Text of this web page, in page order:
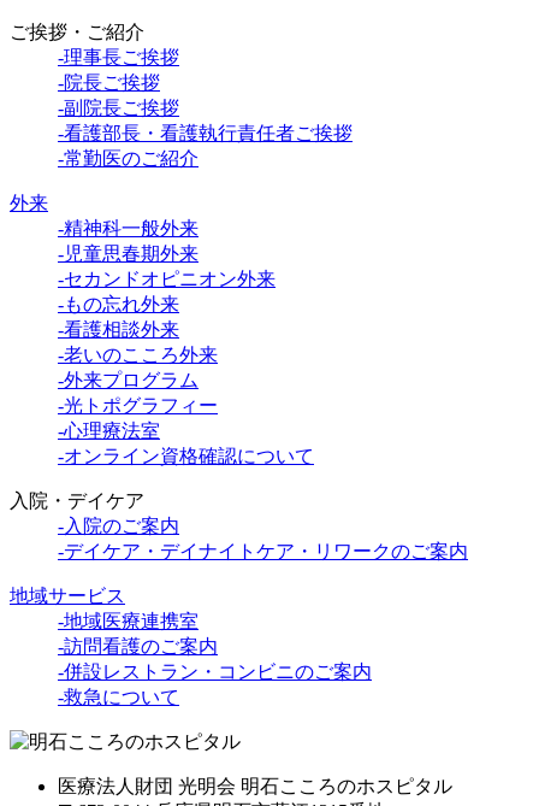
ご挨拶・ご紹介
-理事長ご挨拶
-院長ご挨拶
-副院長ご挨拶
-看護部長・看護執行責任者ご挨拶
-常勤医のご紹介
外来
-精神科一般外来
-児童思春期外来
-セカンドオピニオン外来
-もの忘れ外来
-看護相談外来
-老いのこころ外来
-外来プログラム
-光トポグラフィー
-心理療法室
-オンライン資格確認について
入院・デイケア
-入院のご案内
-デイケア・デイナイトケア・リワークのご案内
地域サービス
-地域医療連携室
-訪問看護のご案内
-併設レストラン・コンビニのご案内
-救急について
医療法人財団 光明会 明石こころのホスピタル